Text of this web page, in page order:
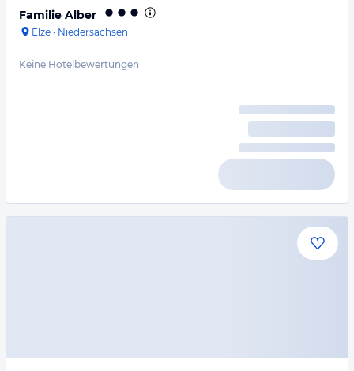
Familie Alber
Elze · Niedersachsen
Keine Hotelbewertungen